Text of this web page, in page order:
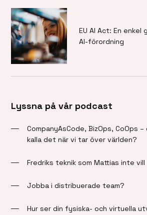
EU AI Act: En enkel
AI-förordning
Lyssna på vår podcast
CompanyAsCode, BizOps, CoOps
kalla det när vi tar över världen?
Fredriks teknik som Mattias inte vill
Jobba i distribuerade team?
Hur ser din fysiska- och virtuella